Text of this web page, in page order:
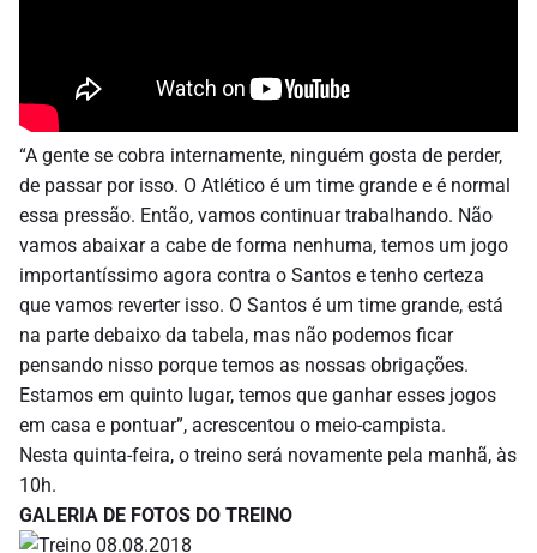
“A gente se cobra internamente, ninguém gosta de perder,
de passar por isso. O Atlético é um time grande e é normal
essa pressão. Então, vamos continuar trabalhando. Não
vamos abaixar a cabe de forma nenhuma, temos um jogo
importantíssimo agora contra o Santos e tenho certeza
que vamos reverter isso. O Santos é um time grande, está
na parte debaixo da tabela, mas não podemos ficar
pensando nisso porque temos as nossas obrigações.
Estamos em quinto lugar, temos que ganhar esses jogos
em casa e pontuar”, acrescentou o meio-campista.
Nesta quinta-feira, o treino será novamente pela manhã, às
10h.
GALERIA DE FOTOS DO TREINO